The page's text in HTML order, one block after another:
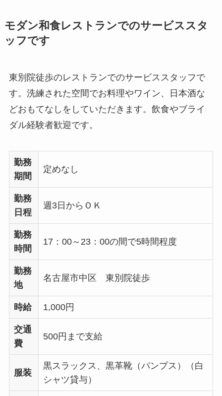
モダン和食レストランでのサービススタ
ッフです
東別院徒歩のレストランでのサービススタッフで
す。洗練された空間でお料理やワイン、日本酒な
どおもてなしをしていただきます。飲食やブライ
ダル経験者歓迎です。
勤務
期間
定めなし
勤務
日程
週3日からＯＫ
勤務
時間
17：00～23：00の間で5時間程度
勤務
地
名古屋市中区 東別院徒歩
時給 1,000円
交通
費
500円まで支給
服装
黒スラックス、黒革靴（パンプス）（白
シャツ貸与）